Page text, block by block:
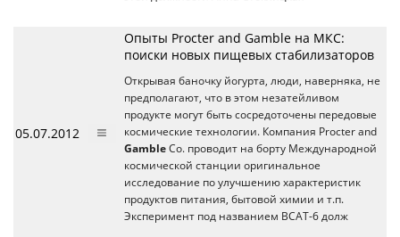
05.07.2012
Опыты Procter and Gamble на МКС:
поиски новых пищевых стабилизаторов
Открывая баночку йогурта, люди, наверняка, не
предполагают, что в этом незатейливом
продукте могут быть сосредоточены передовые
космические технологии. Компания Procter and
Gamble Co. проводит на борту Международной
космической станции оригинальное
исследование по улучшению характеристик
продуктов питания, бытовой химии и т.п.
Эксперимент под названием BCAT-6 долж